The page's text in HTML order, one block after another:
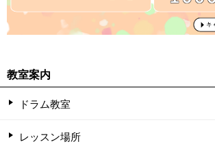
教室案内
ドラム教室
レッスン場所